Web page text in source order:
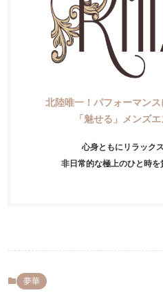
北陸唯一！パフォーマン
「魅せる」メンズ
心身ともにリラック
非日常的な極上のひと時
夢華